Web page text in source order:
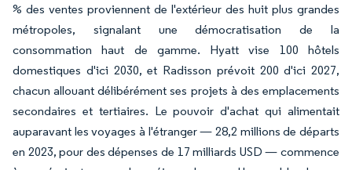
% des ventes proviennent de l'extérieur des huit plus grandes
métropoles, signalant une démocratisation de la
consommation haut de gamme. Hyatt vise 100 hôtels
domestiques d'ici 2030, et Radisson prévoit 200 d'ici 2027,
chacun allouant délibérément ses projets à des emplacements
secondaires et tertiaires. Le pouvoir d'achat qui alimentait
auparavant les voyages à l'étranger — 28,2 millions de départs
en 2023, pour des dépenses de 17 milliards USD — commence